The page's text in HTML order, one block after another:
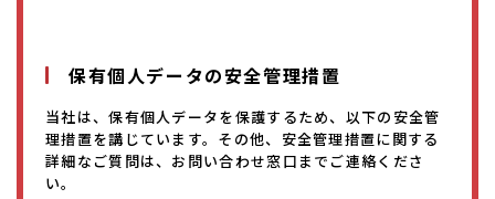
保有個人データの安全管理措置
当社は、保有個人データを保護するため、以下の安全管
理措置を講じています。その他、安全管理措置に関する
詳細なご質問は、お問い合わせ窓口までご連絡くださ
い。